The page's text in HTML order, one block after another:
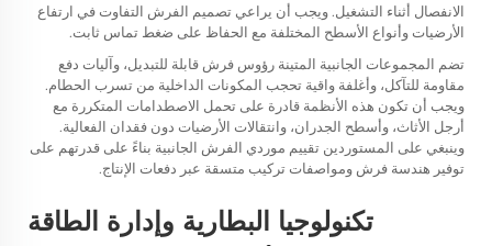
الانفصال أثناء التشغيل. ويجب أن يراعي تصميم الفرش التفاوت في ارتفاع
الأرضيات وأنواع الأسطح المختلفة مع الحفاظ على ضغط تماس ثابت.
تضم المجموعات الجانبية المتينة رؤوس فرش قابلة للتبديل، وآليات دفع
مقاومة للتآكل، وأغلفة واقية تحجب المكونات الداخلية من تسرب الحطام.
ويجب أن تكون هذه الأنظمة قادرة على تحمل الاصطدامات المتكررة مع
أرجل الأثاث، وأسطح الجدران، وانتقالات الأرضيات دون فقدان الفعالية.
وينبغي على المستوردين تقييم موردي الفرش الجانبية بناءً على قدرتهم على
توفير هندسة فرش ومواصفات تركيب متسقة عبر دفعات الإنتاج.
تكنولوجيا البطارية وإدارة الطاقة